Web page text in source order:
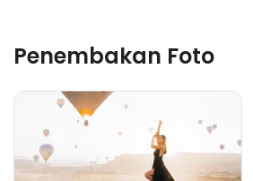
Penembakan Foto